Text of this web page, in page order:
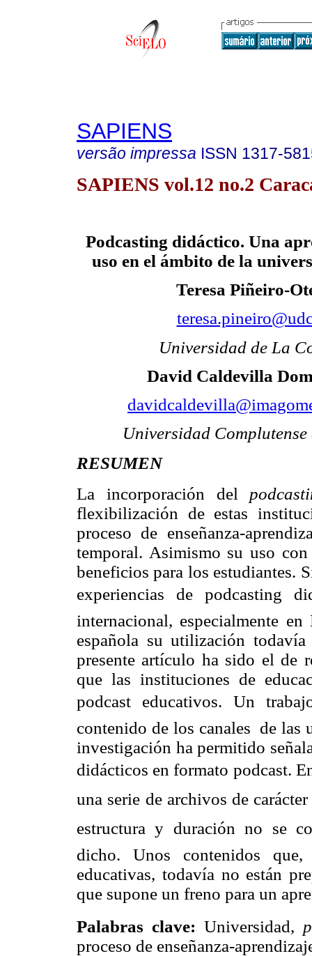
SAPIENS
versão impressa ISSN 1317-
SAPIENS vol.12 no.2
Podcasting didáctico. Una
uso en el ámbito de la
Teresa Piñeiro-
Universidad de La
David Caldevilla
Universidad
RESUMEN
La incorporación del
flexibilización de estas
proceso de enseñanza-
temporal. Asimismo su uso
beneficios para los estudiantes.
experiencias de
internacional, especialmente
española su utilización
presente artículo ha sido el de
que las instituciones de
podcast educativos. Un
contenido de los canales de las
investigación ha permitido
didácticos en formato podcast.
una serie de archivos de
estructura y duración no se
dicho. Unos contenidos
educativas, todavía no están
que supone un freno para un
Palabras clave: Universidad,
proceso de enseñanza-